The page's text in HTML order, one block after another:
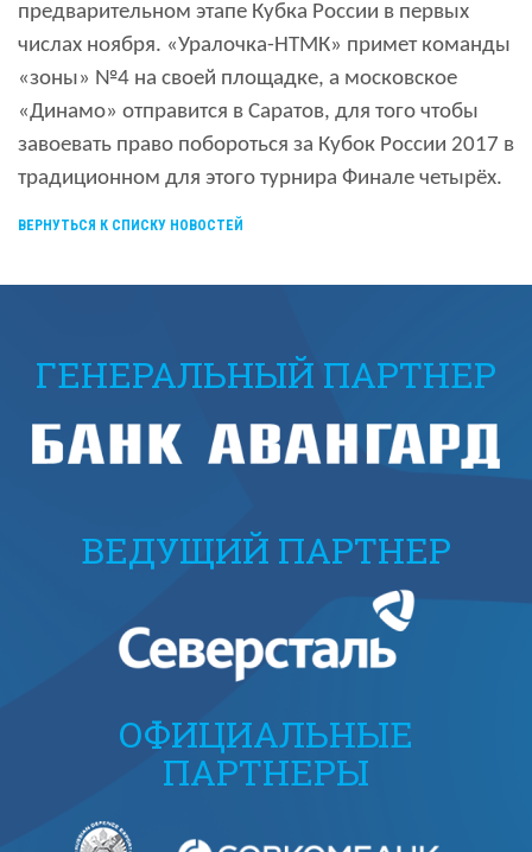
предварительном этапе Кубка России в первых
числах ноября. «Уралочка-НТМК» примет команды
«зоны» №4 на своей площадке, а московское
«Динамо» отправится в Саратов, для того чтобы
завоевать право побороться за Кубок России 2017 в
традиционном для этого турнира Финале четырёх.
ВЕРНУТЬСЯ К СПИСКУ НОВОСТЕЙ
ГЕНЕРАЛЬНЫЙ ПАРТНЕР
ВЕДУЩИЙ ПАРТНЕР
ОФИЦИАЛЬНЫЕ
ПАРТНЕРЫ